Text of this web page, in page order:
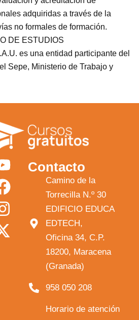
adquiridas a través de la
no formales de formación.
DE ESTUDIOS
es una entidad participante del
Sepe, Ministerio de Trabajo y
Y
o
u
t
u
F
a
c
e
b
I
n
s
t
a
X
-
t
w
i
Contacto
Camino de la
Torrecilla N.º 30
EDIFICIO EDUCA
EDTECH,
Oficina 34, C.P.
18200, Maracena
(Granada)
958 050 208
Horario de atención